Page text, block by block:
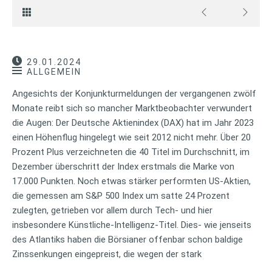
29.01.2024
ALLGEMEIN
Angesichts der Konjunkturmeldungen der vergangenen zwölf
Monate reibt sich so mancher Marktbeobachter verwundert
die Augen: Der Deutsche Aktienindex (DAX) hat im Jahr 2023
einen Höhenflug hingelegt wie seit 2012 nicht mehr. Über 20
Prozent Plus verzeichneten die 40 Titel im Durchschnitt, im
Dezember überschritt der Index erstmals die Marke von
17.000 Punkten. Noch etwas stärker performten US-Aktien,
die gemessen am S&P 500 Index um satte 24 Prozent
zulegten, getrieben vor allem durch Tech- und hier
insbesondere Künstliche-Intelligenz-Titel. Dies- wie jenseits
des Atlantiks haben die Börsianer offenbar schon baldige
Zinssenkungen eingepreist, die wegen der stark